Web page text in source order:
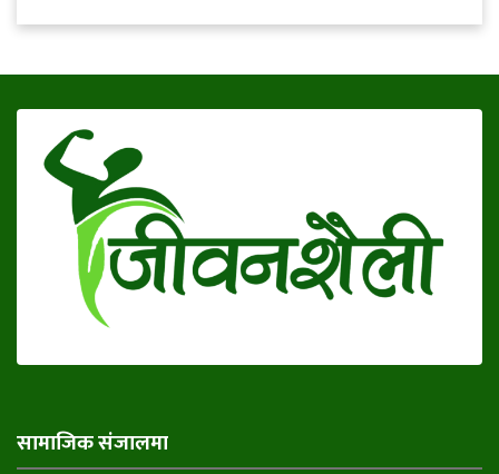
सामाजिक संजालमा